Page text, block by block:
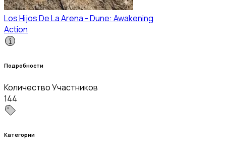
Los Hijos De La Arena - Dune: Awakening
Action
Подробности
Количество Участников
144
Категории